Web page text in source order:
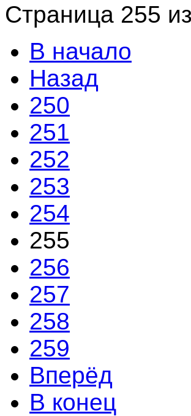
Страница 255
В начало
Назад
250
251
252
253
254
255
256
257
258
259
Вперёд
В конец